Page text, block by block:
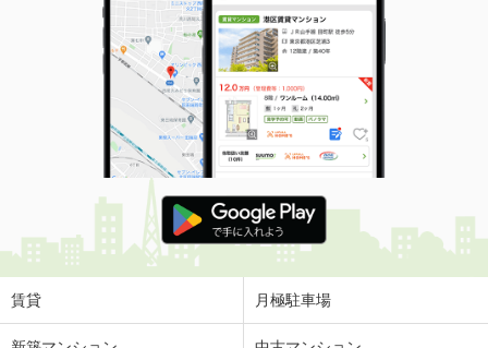
愛媛県松山市雄郡１丁目
価 格
4万円
住 所
愛媛県松山市雄郡１丁目
専有面積 19.87m²
間取り
愛媛県松山市山越３丁目
価 格
3.60万円
賃貸 月極駐車場